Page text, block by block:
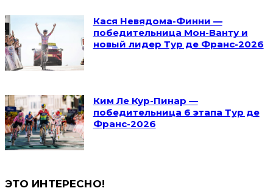
Кася Невядома-Финни —
победительница Мон-Ванту и
новый лидер Тур де Франс-2026
Ким Ле Кур-Пинар —
победительница 6 этапа Тур де
Франс-2026
ЭТО ИНТЕРЕСНО!